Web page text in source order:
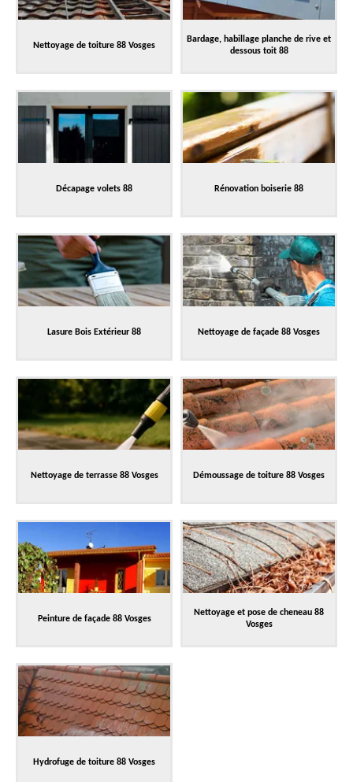
Nettoyage de toiture 88 Vosges
Bardage, habillage planche de rive et
dessous toit 88
Décapage volets 88 Rénovation boiserie 88
Lasure Bois Extérieur 88 Nettoyage de façade 88 Vosges
Nettoyage de terrasse 88 Vosges Démoussage de toiture 88 Vosges
Peinture de façade 88 Vosges
Nettoyage et pose de cheneau 88
Vosges
Hydrofuge de toiture 88 Vosges